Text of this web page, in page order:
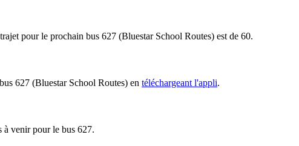
pour le prochain bus 627 (Bluestar School Routes) est de 60.
627 (Bluestar School Routes) en téléchargeant l'appli.
à venir pour le bus 627.